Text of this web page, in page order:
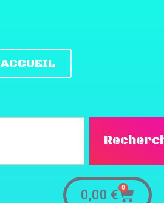
ACCUEIL
0,00 € 0